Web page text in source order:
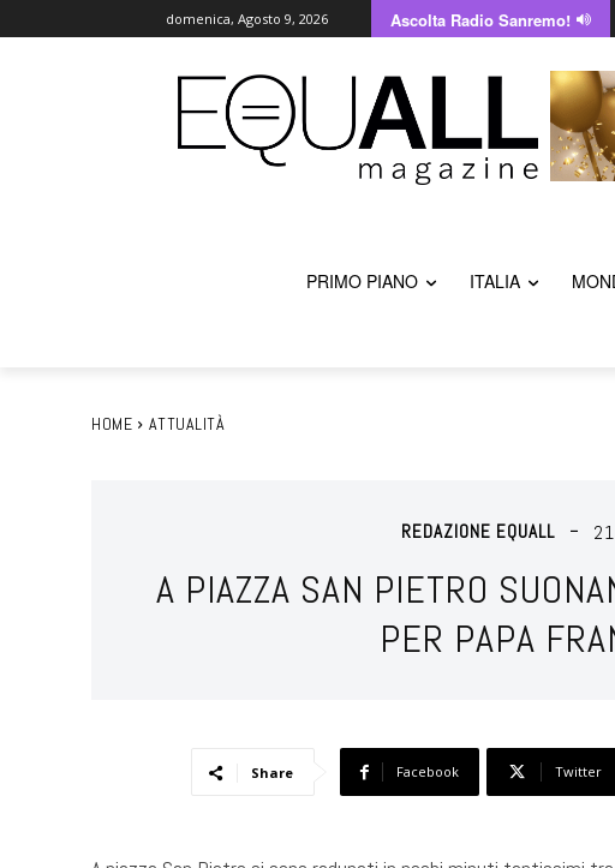
domenica, Agosto 9, 2026 Ascolta Radio Sanremo!
PRIMO PIANO ITALIA
HOME ATTUALITÀ
REDAZIONE EQUALL
A PIAZZA SAN PIETRO
PER PAPA
Share Facebook Twitter